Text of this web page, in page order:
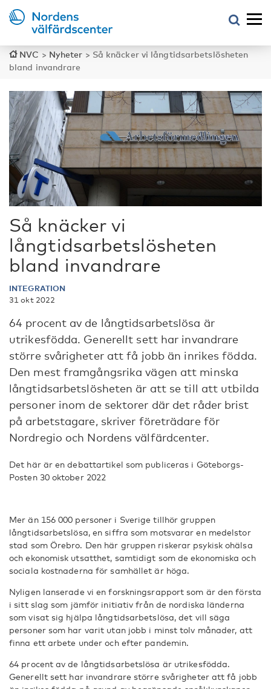
NVC > Nyheter > Så knäcker vi långtidsarbetslösheten
bland invandrare
Så knäcker vi
långtidsarbetslösheten
bland invandrare
INTEGRATION
31 okt 2022
64 procent av de långtidsarbetslösa är
utrikesfödda. Generellt sett har invandrare
större svårigheter att få jobb än inrikes födda.
Den mest framgångsrika vägen att minska
långtidsarbetslösheten är att se till att utbilda
personer inom de sektorer där det råder brist
på arbetstagare, skriver företrädare för
Nordregio och Nordens välfärdcenter.
Det här är en debattartikel som publiceras i Göteborgs-
Posten 30 oktober 2022
Mer än 156 000 personer i Sverige tillhör gruppen
långtidsarbetslösa, en siffra som motsvarar en medelstor
stad som Örebro. Den här gruppen riskerar psykisk ohälsa
och ekonomisk utsatthet, samtidigt som de ekonomiska och
sociala kostnaderna för samhället är höga.
Nyligen lanserade vi en forskningsrapport som är den första
i sitt slag som jämför initiativ från de nordiska länderna
som visat sig hjälpa långtidsarbetslösa, det vill säga
personer som har varit utan jobb i minst tolv månader, att
finna ett arbete under och efter pandemin.
64 procent av de långtidsarbetslösa är utrikesfödda.
Generellt sett har invandrare större svårigheter att få jobb